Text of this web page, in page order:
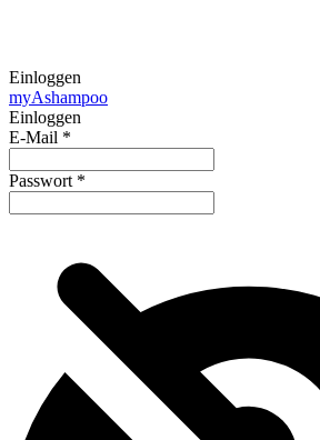
Einloggen
myAshampoo
Einloggen
E-Mail *
Passwort *